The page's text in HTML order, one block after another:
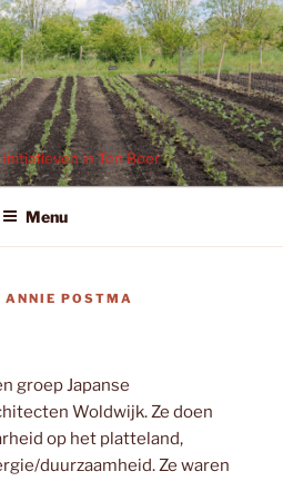
in Ten Boer
Menu
ANNIE POSTMA
groep Japanse
Woldwijk. Ze doen
op het platteland,
duurzaamheid. Ze waren